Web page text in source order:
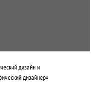
дизайн и
дизайнер»